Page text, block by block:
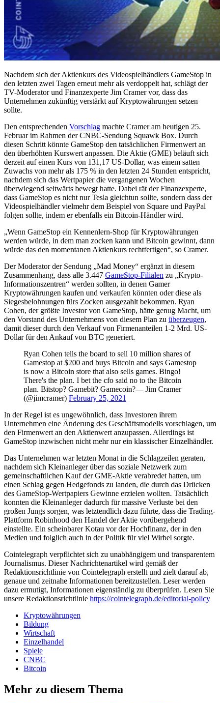
Nachdem sich der Aktienkurs des Videospielhändlers GameStop in
den letzten zwei Tagen erneut mehr als verdoppelt hat, schlägt der
TV-Moderator und Finanzexperte Jim Cramer vor, dass das
Unternehmen zukünftig verstärkt auf Kryptowährungen setzen
sollte.
Den entsprechenden Vorschlag machte Cramer am heutigen 25.
Februar im Rahmen der CNBC-Sendung Squawk Box. Durch
diesen Schritt könnte GameStop den tatsächlichen Firmenwert an
den überhöhten Kurswert anpassen. Die Aktie (GME) beläuft sich
derzeit auf einen Kurs von 131,17 US-Dollar, was einem satten
Zuwachs von mehr als 175 % in den letzten 24 Stunden entspricht,
nachdem sich das Wertpapier die vergangenen Wochen
überwiegend seitwärts bewegt hatte. Dabei rät der Finanzexperte,
dass GameStop es nicht nur Tesla gleichtun sollte, sondern dass der
Videospielhändler vielmehr dem Beispiel von Square und PayPal
folgen sollte, indem er ebenfalls ein Bitcoin-Händler wird.
„Wenn GameStop ein Kennenlern-Shop für Kryptowährungen
werden würde, in dem man zocken kann und Bitcoin gewinnt, dann
würde das den momentanen Aktienkurs rechtfertigen“, so Cramer.
Der Moderator der Sendung „Mad Money“ ergänzt in diesem
Zusammenhang, dass alle 3.447 GameStop-Filialen zu „Krypto-
Informationszentren“ werden sollten, in denen Gamer
Kryptowährungen kaufen und verkaufen könnten oder diese als
Siegesbelohnungen fürs Zocken ausgezahlt bekommen. Ryan
Cohen, der größte Investor von GameStop, hätte genug Macht, um
den Vorstand des Unternehmens von diesem Plan zu überzeugen,
damit dieser durch den Verkauf von Firmenanteilen 1-2 Mrd. US-
Dollar für den Ankauf von BTC generiert.
Ryan Cohen tells the board to sell 10 million shares of
Gamestop at $200 and buys Bitcoin and says Gamestop
is now a Bitcoin store that also sells games. Bingo!
There's the plan. I bet the cfo said no to the Bitcoin
plan. Bitstop? Gamebit? Gamecoin?— Jim Cramer
(@jimcramer) February 25, 2021
In der Regel ist es ungewöhnlich, dass Investoren ihrem
Unternehmen eine Änderung des Geschäftsmodells vorschlagen, um
den Firmenwert an den Aktienwert anzupassen. Allerdings ist
GameStop inzwischen nicht mehr nur ein klassischer Einzelhändler.
Das Unternehmen war letzten Monat in die Schlagzeilen geraten,
nachdem sich Kleinanleger über das soziale Netzwerk zum
gemeinschaftlichen Kauf der GME-Aktie verabredet hatten, um
einen Schlag gegen Hedgefonds zu landen, die durch das Drücken
des GameStop-Wertpapiers Gewinne erzielen wollten. Tatsächlich
konnten die Kleinanleger dadurch für massive Verluste bei den
großen Jungs sorgen, was letztendlich dazu führte, dass die Trading-
Plattform Robinhood den Handel der Aktie vorübergehend
einstellte. Ein scheinbarer Kotau vor der Hochfinanz, der in den
Medien und folglich auch in der Politik für viel Wirbel sorgte.
Cointelegraph verpflichtet sich zu unabhängigem und transparentem
Journalismus. Dieser Nachrichtenartikel wird gemäß der
Redaktionsrichtlinie von Cointelegraph erstellt und zielt darauf ab,
genaue und zeitnahe Informationen bereitzustellen. Leser werden
dazu ermutigt, Informationen eigenständig zu überprüfen. Lesen Sie
unsere Redaktionsrichtlinie https://cointelegraph.de/editorial-policy
Kryptowährungen
Bildung
Wirtschaft
Einzelhandel
Spiele
CNBC
Bitcoin
Mehr zu diesem Thema